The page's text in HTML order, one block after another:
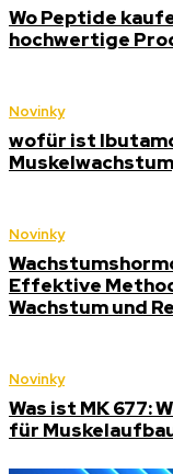
Wo Peptide
hochwertige
Novinky
wofür ist
Novinky
Effektive
Wachstum und
Novinky
Was ist MK 677:
für